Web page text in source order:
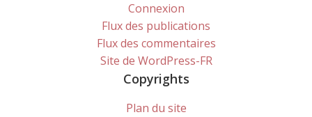
Connexion
Flux des publications
Flux des commentaires
Site de WordPress-FR
Copyrights
Plan du site